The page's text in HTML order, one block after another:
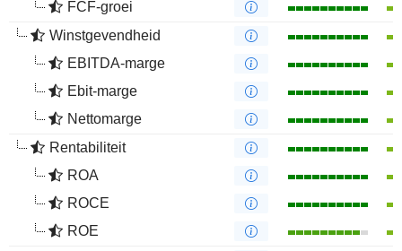
FCF-groei
Winstgevendheid
EBITDA-marge
Ebit-marge
Nettomarge
Rentabiliteit
ROA
ROCE
ROE